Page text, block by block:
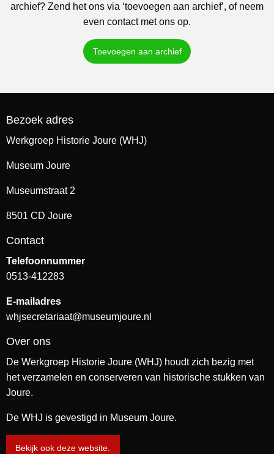
archief? Zend het ons via ‘toevoegen aan archief’, of neem
even contact met ons op.
Toevoegen aan archief
Bezoek adres
Werkgroep Historie Joure (WHJ)
Museum Joure
Museumstraat 2
8501 CD Joure
Contact
Telefoonnummer
0513-412283
E-mailadres
whjsecretariaat@museumjoure.nl
Over ons
De Werkgroep Historie Joure (WHJ) houdt zich bezig met
het verzamelen en conserveren van historische stukken van
Joure.
De WHJ is gevestigd in Museum Joure.
Bekijk ook deze website.